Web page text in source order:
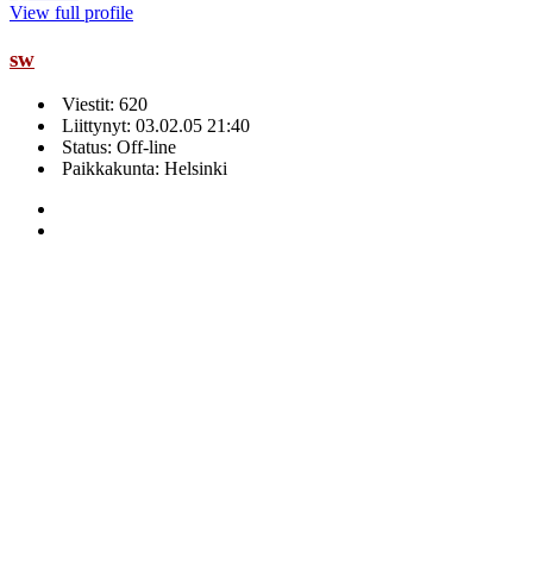
View full profile
sw
Viestit: 620
Liittynyt: 03.02.05 21:40
Status: Off-line
Paikkakunta: Helsinki